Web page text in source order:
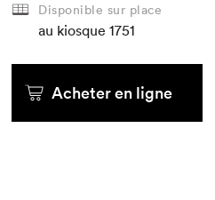
Disponible sur place
au kiosque 1751
Acheter en ligne